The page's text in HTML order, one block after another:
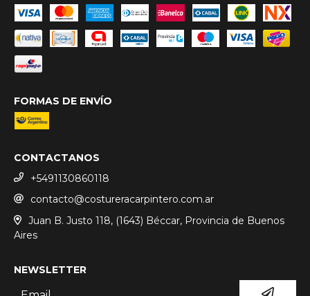
FORMAS DE ENVÍO
CONTACTANOS
+5491130860118
contacto@costureracarpintero.com.ar
Juan B. Justo 118, (1643) Béccar, Provincia de Buenos
Aires
NEWSLETTER